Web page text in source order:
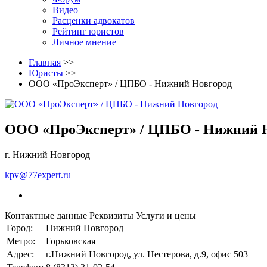
Видео
Расценки адвокатов
Рейтинг юристов
Личное мнение
Главная >>
Юристы >>
ООО «ПроЭксперт» / ЦПБО - Нижний Новгород
ООО «ПроЭксперт» / ЦПБО - Нижний
г. Нижний Новгород
kpv@77expert.ru
Контактные данные Реквизиты Услуги и цены
Город:
Нижний Новгород
Метро:
Горьковская
Адрес:
г.Нижний Новгород, ул. Нестерова, д.9, офис 503